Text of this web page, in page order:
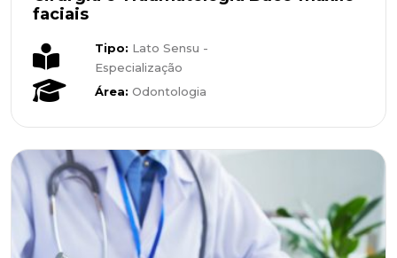
faciais
Tipo: Lato Sensu -
Especialização
Área:Odontologia